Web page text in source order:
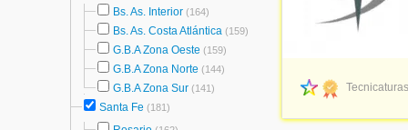
Bs. As. Interior (164)
Bs. As. Costa Atlántica (159)
G.B.A Zona Oeste (159)
G.B.A Zona Norte (144)
G.B.A Zona Sur (141)
Santa Fe (181)